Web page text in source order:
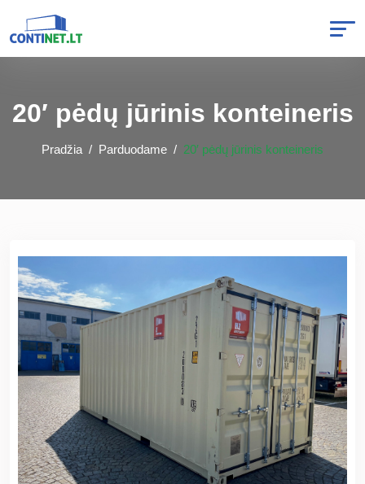
20′ pėdų jūrinis konteineris
Pradžia Parduodame 20′ pėdų jūrinis konteineris